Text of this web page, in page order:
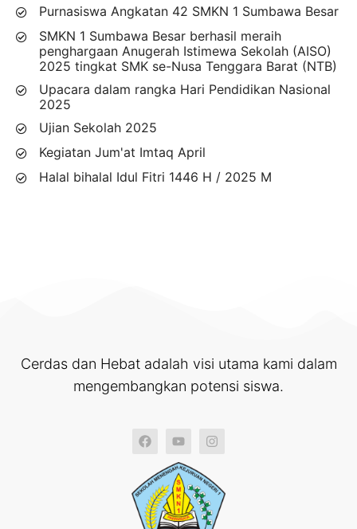
Purnasiswa Angkatan 42 SMKN 1 Sumbawa Besar
SMKN 1 Sumbawa Besar berhasil meraih
penghargaan Anugerah Istimewa Sekolah (AISO)
2025 tingkat SMK se-Nusa Tenggara Barat (NTB)
Upacara dalam rangka Hari Pendidikan Nasional
2025
Ujian Sekolah 2025
Kegiatan Jum'at Imtaq April
Halal bihalal Idul Fitri 1446 H / 2025 M
Cerdas dan Hebat adalah visi utama kami dalam
mengembangkan potensi siswa.